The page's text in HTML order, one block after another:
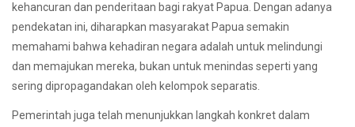
kehancuran dan penderitaan bagi rakyat Papua. Dengan adanya
pendekatan ini, diharapkan masyarakat Papua semakin
memahami bahwa kehadiran negara adalah untuk melindungi
dan memajukan mereka, bukan untuk menindas seperti yang
sering dipropagandakan oleh kelompok separatis.
Pemerintah juga telah menunjukkan langkah konkret dalam